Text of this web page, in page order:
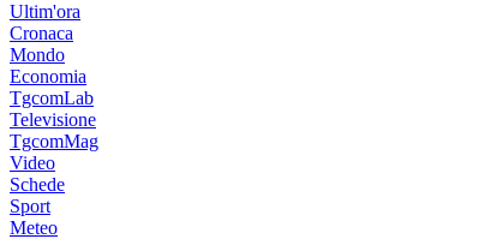
Ultim'ora
Cronaca
Mondo
Economia
TgcomLab
Televisione
TgcomMag
Video
Schede
Sport
Meteo